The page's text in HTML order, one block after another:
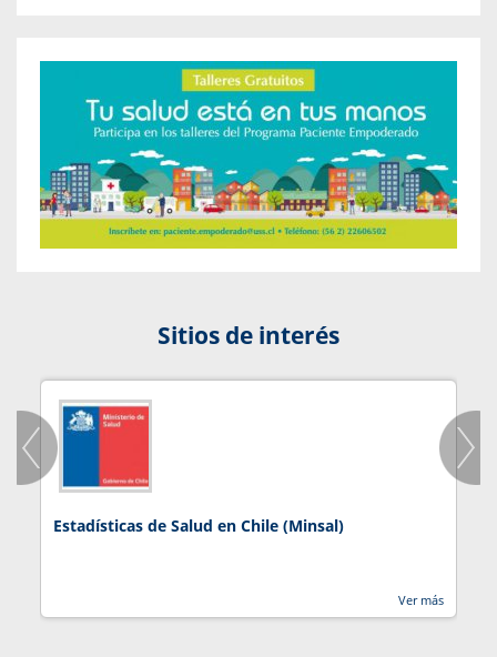
Sitios de interés
Estadísticas de Salud en Chile (Minsal)
Ver más